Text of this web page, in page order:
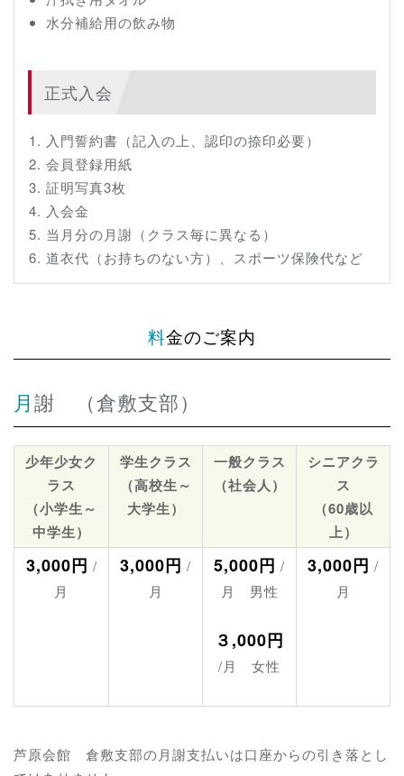
水分補給用の飲み物
正式入会
入門誓約書（記入の上、認印の捺印必要）
会員登録用紙
証明写真3枚
入会金
当月分の月謝（クラス毎に異なる）
道衣代（お持ちのない方）、スポーツ保険代など
料金のご案内
月謝 （倉敷支部）
少年少女ク
ラス
（小学生～
中学生）
学生クラス
（高校生～
大学生）
一般クラス
（社会人）
シニアクラ
ス
（60歳以
上）
3,000円 /
月
3,000円 /
月
5,000円 /
月 男性
３,000円
/月 女性
3,000円 /
月
芦原会館 倉敷支部の月謝支払いは口座からの引き落とし